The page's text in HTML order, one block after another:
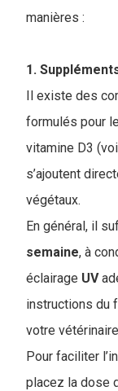
manières :
1.
Il existe des
formulés pour
vitamine D3
s’ajoutent
végétaux.
En général, il
semaine, à
éclairage UV
instructions du
votre
Pour faciliter
placez la dose